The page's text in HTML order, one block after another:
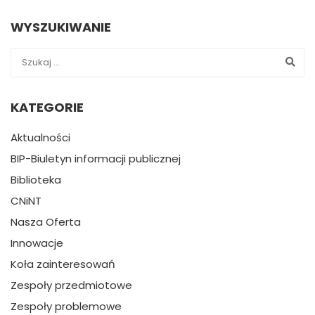
WYSZUKIWANIE
KATEGORIE
Aktualności
BIP-Biuletyn informacji publicznej
Biblioteka
CNiNT
Nasza Oferta
Innowacje
Koła zainteresowań
Zespoły przedmiotowe
Zespoły problemowe